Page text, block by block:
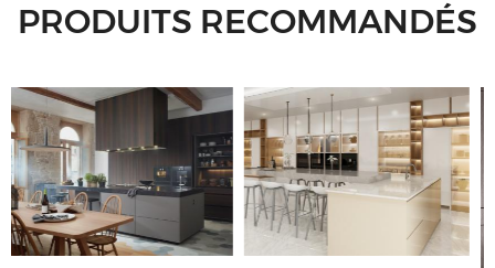
PRODUITS RECOMMANDÉS